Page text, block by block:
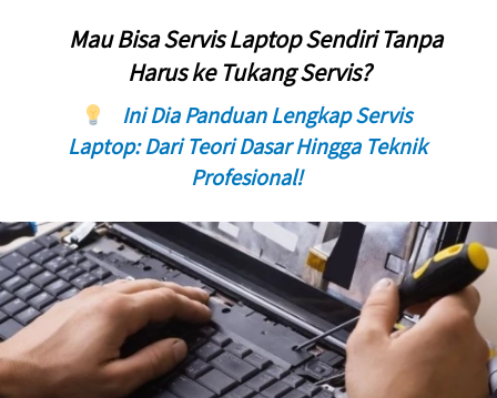
Mau Bisa Servis Laptop Sendiri Tanpa
Harus ke Tukang Servis?
    Ini Dia Panduan Lengkap Servis
Laptop: Dari Teori Dasar Hingga Teknik
Profesional!